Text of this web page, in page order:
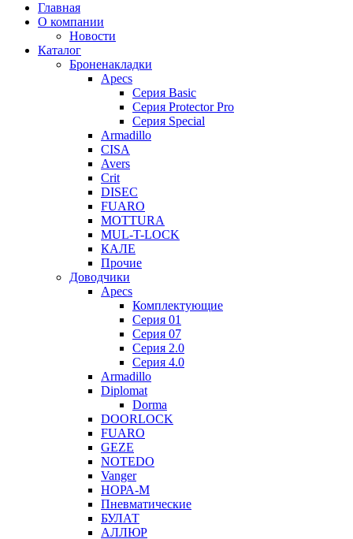
Главная
О компании
Новости
Каталог
Броненакладки
Apecs
Серия Basic
Серия Protector Pro
Серия Special
Armadillo
CISA
Avers
Crit
DISEC
FUARO
MOTTURA
MUL-T-LOCK
КАЛЕ
Прочие
Доводчики
Apecs
Комплектующие
Серия 01
Серия 07
Серия 2.0
Серия 4.0
Armadillo
Diplomat
Dorma
DOORLOCK
FUARO
GEZE
NOTEDO
Vanger
НОРА-М
Пневматические
БУЛАТ
АЛЛЮР